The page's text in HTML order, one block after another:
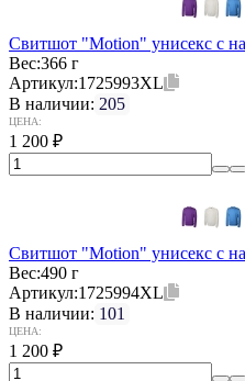
Свитшот "Motion" унисекс с
Вес:366 г
Артикул:1725993XL
В наличии: 205
ЦЕНА:
1 200 ₽
Свитшот "Motion" унисекс с
Вес:490 г
Артикул:1725994XL
В наличии: 101
ЦЕНА:
1 200 ₽